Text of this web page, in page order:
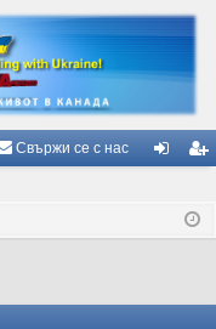
Свържи се с нас
ис